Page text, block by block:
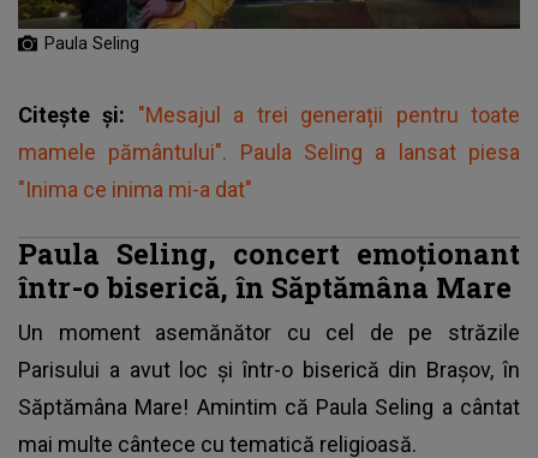
Paula Seling
Citește și: "Mesajul a trei generații pentru toate
mamele pământului". Paula Seling a lansat piesa
"Inima ce inima mi-a dat"
Paula Seling, concert emoţionant
într-o biserică, în Săptămâna Mare
Un moment asemănător cu cel de pe străzile
Parisului a avut loc și într-o biserică din Brașov, în
Săptămâna Mare! Amintim că Paula Seling a cântat
mai multe cântece cu tematică religioasă.